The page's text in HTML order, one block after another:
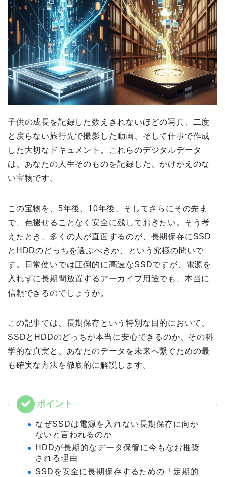
子供の成長を記録した数えきれないほどの写真、二度
と戻らない旅行先で撮影した動画、そして仕事で作成
した大切なドキュメント。これらのデジタルデータ
は、あなたの人生そのものを記録した、かけがえのな
い宝物です。
この宝物を、5年後、10年後、そしてさらにその先ま
で、色褪せることなく安全に残しておきたい。そう考
えたとき、多くの人が直面するのが、長期保存にSSD
とHDDのどっちを選ぶべきか、という究極の問いで
す。日常使いでは圧倒的に高速なSSDですが、電源を
入れずに長期間放置するアーカイブ用途でも、本当に
信頼できるのでしょうか。
この記事では、長期保存という特別な目的において、
SSDとHDDのどっちが本当に安心できるのか、その科
学的な真実と、あなたのデータを未来へ繋ぐための最
も確実な方法を徹底的に解説します。
なぜSSDは電源を入れない長期保存に向か
ないと言われるのか
HDDが長期的なデータ保管に今もなお推奨
される理由
SSDを安全に長期保存するための「定期的